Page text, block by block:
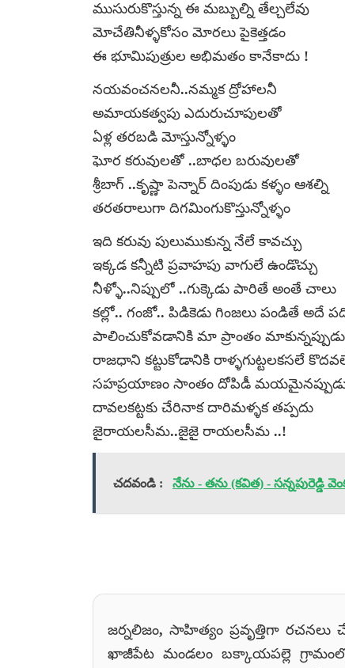
ముసురుకొస్తున్న ఈ మబ్బుల్ని తేల్చలేవు
మోచేతినీళ్ళకోసం మోరలు పైకెత్తడం
ఈ భూమిపుత్రుల అభిమతం కానేకాదు !
నయవంచనలనీ..నమ్మక ద్రోహాలనీ
అమాయకత్వపు ఎదురుచూపులతో
ఏళ్ల తరబడి మోస్తున్నోళ్ళం
ఘోర కరువులతో ..బాధల బరువులతో
శ్రీబాగ్ ..కృష్ణా పెన్నార్ దింపుడు కళ్ళం ఆశల్ని
తరతరాలుగా దిగమింగుకొస్తున్నోళ్ళం
ఇది కరువు పులుముకున్న నేలే కావచ్చు
ఇక్కడ కన్నీటి ప్రవాహపు వాగులే ఉండొచ్చు
నీళ్ళో..నిప్పులో ..గుక్కెడు పారితే అంతే చాలు
కల్లో.. గంజో.. పిడికెడు గింజలు పండితే అదే
పాలించుకోవడానికి మా ప్రాంతం మాకున్నప్పుడు
రాజధాని కట్టుకోడానికి రాళ్ళగుట్టలకసలే
సహప్రయాణం సాంతం దోపిడీ
దావలకట్టకు చేరినాక దారిమళ్ళక తప్పదు
జైరాయలసీమ..జైజై రాయలసీమ ..!
చదవండి : నేను - తను (కవిత) - సన్నపురెడ్డి
జర్నలిజం, సాహిత్యం ప్రవృత్తిగా రచనలు
ఖాజీపేట మండలం బక్కాయపల్లె